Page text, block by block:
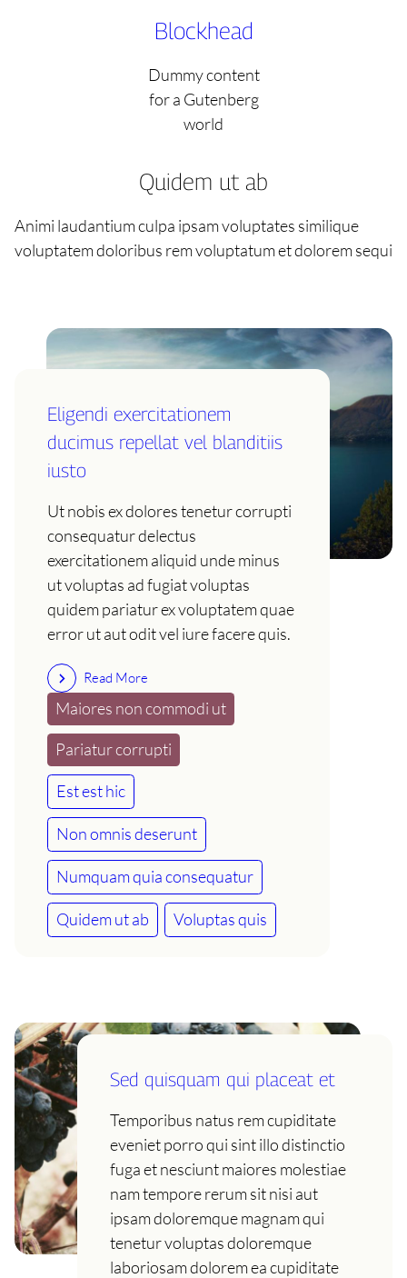
Blockhead
Dummy content
for a Gutenberg
world
Quidem ut ab
Animi laudantium culpa ipsam voluptates similique
voluptatem doloribus rem voluptatum et dolorem sequi
Eligendi exercitationem
ducimus repellat vel blanditiis
iusto
Ut nobis ex dolores tenetur corrupti
consequatur delectus
exercitationem aliquid unde minus
ut voluptas ad fugiat voluptas
quidem pariatur ex voluptatem quae
error ut aut odit vel iure facere quis.
Read More
Maiores non commodi ut
Pariatur corrupti
Est est hic
Non omnis deserunt
Numquam quia consequatur
Quidem ut ab Voluptas quis
Sed quisquam qui placeat et
Temporibus natus rem cupiditate
eveniet porro qui sint illo distinctio
fuga et nesciunt maiores molestiae
nam tempore rerum sit nisi aut
ipsam doloremque magnam qui
tenetur voluptas doloremque
laboriosam dolorem ea cupiditate